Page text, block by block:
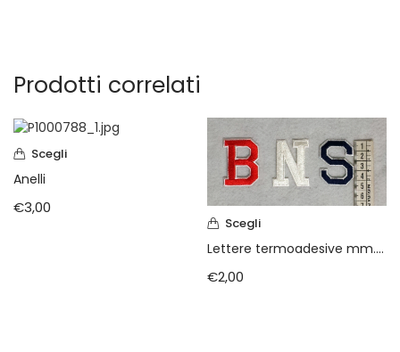
Prodotti correlati
Scegli
Anelli
€3,00
Scegli
Lettere termoadesive mm.50 (Marbet)
€2,00